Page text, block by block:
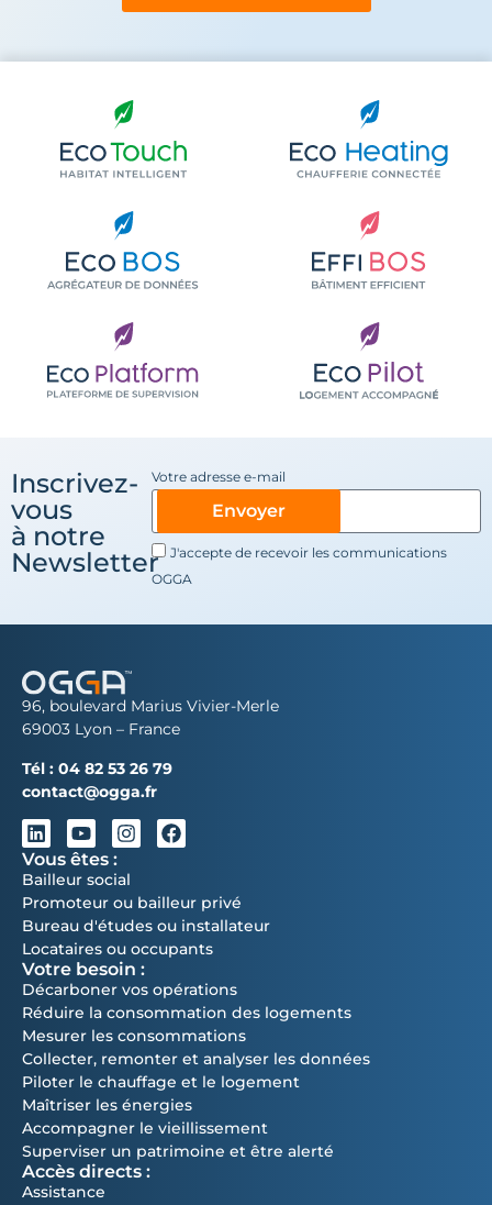
Inscrivez-
vous
à notre
Newsletter
Votre adresse e-mail
J'accepte de recevoir les communications
OGGA
Envoyer
96, boulevard Marius Vivier-Merle
69003 Lyon – France
Tél : 04 82 53 26 79
contact@ogga.fr
Vous êtes :
Bailleur social
Promoteur ou bailleur privé
Bureau d'études ou installateur
Locataires ou occupants
Votre besoin :
Décarboner vos opérations
Réduire la consommation des logements
Mesurer les consommations
Collecter, remonter et analyser les données
Piloter le chauffage et le logement
Maîtriser les énergies
Accompagner le vieillissement
Superviser un patrimoine et être alerté
Accès directs :
Assistance